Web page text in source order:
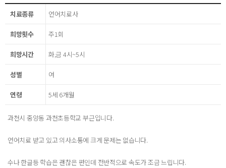
치료종류 언어치료사
희망횟수 주1회
희망시간 화,금 4시~5시
성별 여
연령 5세 6개월
과천시 중앙동 과천초등학교 부근입니다.
언어치료 받고 있고 의사소통에 크게 문제는 없습니다.
수나 한글등 학습은 괜찮은 편인데 전반적으로 속도가 조금 느립니다.